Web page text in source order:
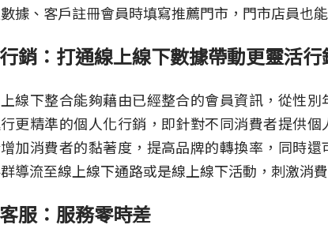
據、客戶註冊會員時填寫推薦門市，門市店員也
銷：打通線上線下數據帶動更靈活行
線下整合能夠藉由已經整合的會員資訊，從性別
更精準的個人化行銷，即針對不同消費者提供
加消費者的黏著度，提高品牌的轉換率，同時
導流至線上線下通路或是線上線下活動，刺激消
服：服務零時差